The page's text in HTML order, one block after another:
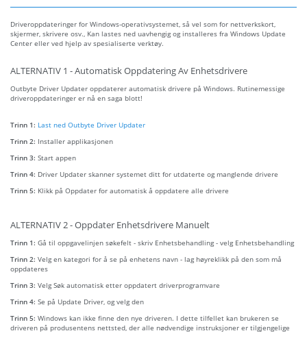
Driveroppdateringer for Windows-operativsystemet, så vel som for nettverkskort,
skjermer, skrivere osv., Kan lastes ned uavhengig og installeres fra Windows Update
Center eller ved hjelp av spesialiserte verktøy.
ALTERNATIV 1 - Automatisk Oppdatering Av Enhetsdrivere
Outbyte Driver Updater oppdaterer automatisk drivere på Windows. Rutinemessige
driveroppdateringer er nå en saga blott!
Trinn 1: Last ned Outbyte Driver Updater
Trinn 2: Installer applikasjonen
Trinn 3: Start appen
Trinn 4: Driver Updater skanner systemet ditt for utdaterte og manglende drivere
Trinn 5: Klikk på Oppdater for automatisk å oppdatere alle drivere
ALTERNATIV 2 - Oppdater Enhetsdrivere Manuelt
Trinn 1: Gå til oppgavelinjen søkefelt - skriv Enhetsbehandling - velg Enhetsbehandling
Trinn 2: Velg en kategori for å se på enhetens navn - lag høyreklikk på den som må
oppdateres
Trinn 3: Velg Søk automatisk etter oppdatert driverprogramvare
Trinn 4: Se på Update Driver, og velg den
Trinn 5: Windows kan ikke finne den nye driveren. I dette tilfellet kan brukeren se
driveren på produsentens nettsted, der alle nødvendige instruksjoner er tilgjengelige